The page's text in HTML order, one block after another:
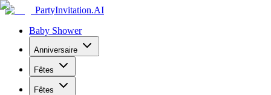
PartyInvitation.AI
Baby Shower
Anniversaire
Fêtes
Fêtes